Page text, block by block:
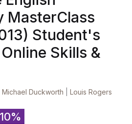
MasterClass
Student's
Skills &
Michael Duckworth Louis Rogers